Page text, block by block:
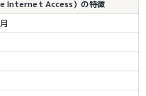
Internet Access）の特徴